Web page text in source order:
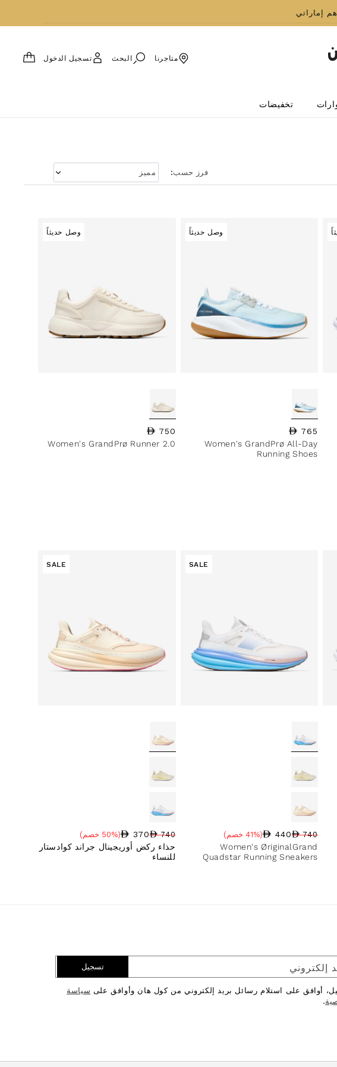
تخفيضات
متاجرنا البحث تسجيل الدخول
العربة
فرز حسب:
وصل حديثاً
السعر العادي
765
Women's GrandPrø All-Day
Running Shoes
وصل حديثاً
السعر العادي
750
Women's GrandPrø Runner 2.0
SALE
السعر العادي
740
سعر البيع
440
نسبة الخصم (41% خصم)
Women's ØriginalGrand
Quadstar Running Sneakers
SALE
السعر العادي
740
سعر البيع
370
نسبة الخصم (50% خصم)
حذاء ركض أوريجينال جراند كوادستار
للنساء
إلكتروني تسجيل
أوافق على استلام رسائل بريد إلكتروني من كول هان وأوافق على سياسة
.